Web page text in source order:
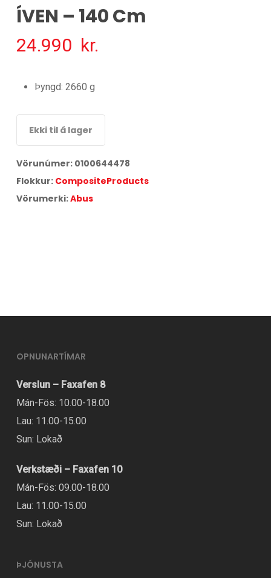
ÍVEN – 140 Cm
24.990 kr.
Þyngd: 2660 g
Ekki til á lager
Vörunúmer: 0100644478
Flokkur: CompositeProducts
Vörumerki:Abus
OPNUNARTÍMAR
Verslun – Faxafen 8
Mán-Fös: 10.00-18.00
Lau: 11.00-15.00
Sun: Lokað
Verkstæði – Faxafen 10
Mán-Fös: 09.00-18.00
Lau: 11.00-15.00
Sun: Lokað
ÞJÓNUSTA